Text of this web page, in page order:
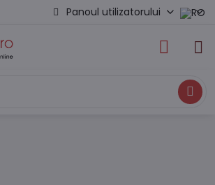
Panoul utilizatorului
Caută